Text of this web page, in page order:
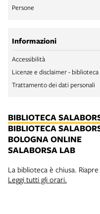
Persone
Informazioni
Accessibilità
Licenze e disclaimer - biblioteca
Trattamento dei dati personali
BIBLIOTECA
BIBLIOTECA
BOLOGNA ONLINE
SALABORSA LAB
La biblioteca è chiusa.
Leggi tutti gli orari.